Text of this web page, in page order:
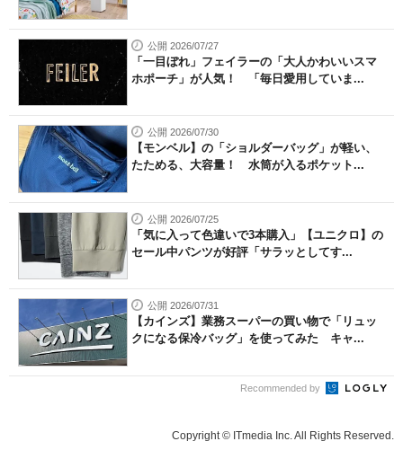
公開 2026/07/27
「一目ぼれ」フェイラーの「大人かわいいスマ
ホポーチ」が人気！ 「毎日愛用していま...
公開 2026/07/30
【モンベル】の「ショルダーバッグ」が軽い、
たためる、大容量！ 水筒が入るポケット...
公開 2026/07/25
「気に入って色違いで3本購入」【ユニクロ】の
セール中パンツが好評「サラッとしてす...
公開 2026/07/31
【カインズ】業務スーパーの買い物で「リュッ
クになる保冷バッグ」を使ってみた キャ...
Recommended by
Copyright © ITmedia Inc. All Rights Reserved.